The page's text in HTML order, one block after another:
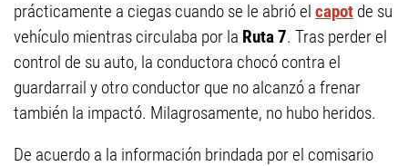
prácticamente a ciegas cuando se le abrió el capot de su
vehículo mientras circulaba por la Ruta 7. Tras perder el
control de su auto, la conductora chocó contra el
guardarrail y otro conductor que no alcanzó a frenar
también la impactó. Milagrosamente, no hubo heridos.
De acuerdo a la información brindada por el comisario